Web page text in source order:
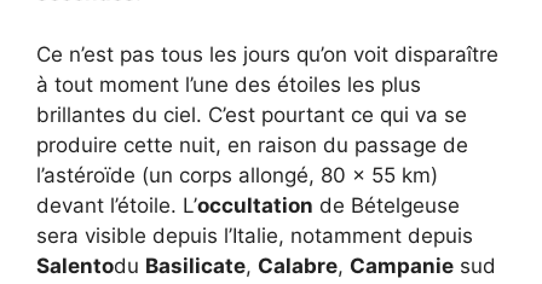
Ce n’est pas tous les jours qu’on voit disparaître
à tout moment l’une des étoiles les plus
brillantes du ciel. C’est pourtant ce qui va se
produire cette nuit, en raison du passage de
l’astéroïde (un corps allongé, 80 x 55 km)
devant l’étoile. L’occultation de Bételgeuse
sera visible depuis l’Italie, notamment depuis
Salentodu Basilicate, Calabre, Campanie sud